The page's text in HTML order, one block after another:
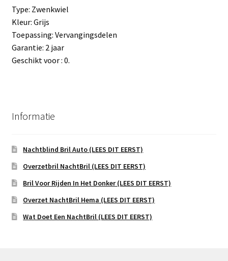
Type: Zwenkwiel
Kleur: Grijs
Toepassing: Vervangingsdelen
Garantie: 2 jaar
Geschikt voor : 0.
Informatie
Nachtblind Bril Auto (LEES DIT EERST)
Overzetbril NachtBril (LEES DIT EERST)
Bril Voor Rijden In Het Donker (LEES DIT EERST)
Overzet NachtBril Hema (LEES DIT EERST)
Wat Doet Een NachtBril (LEES DIT EERST)